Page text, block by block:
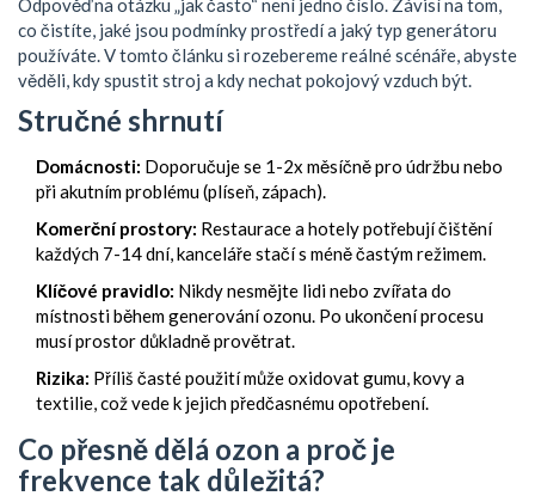
Odpověď na otázku „jak často“ není jedno číslo. Závisí na tom,
co čistíte, jaké jsou podmínky prostředí a jaký typ generátoru
používáte. V tomto článku si rozebereme reálné scénáře, abyste
věděli, kdy spustit stroj a kdy nechat pokojový vzduch být.
Stručné shrnutí
Domácnosti: Doporučuje se 1-2x měsíčně pro údržbu nebo
při akutním problému (plíseň, zápach).
Komerční prostory: Restaurace a hotely potřebují čištění
každých 7-14 dní, kanceláře stačí s méně častým režimem.
Klíčové pravidlo: Nikdy nesmějte lidi nebo zvířata do
místnosti během generování ozonu. Po ukončení procesu
musí prostor důkladně provětrat.
Rizika: Příliš časté použití může oxidovat gumu, kovy a
textilie, což vede k jejich předčasnému opotřebení.
Co přesně dělá ozon a proč je
frekvence tak důležitá?